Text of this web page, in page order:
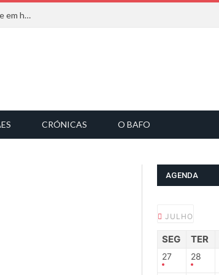
Com inspiração na natureza, o Guimarães Clássico apresenta-se em harmonia musical
CRÓNICAS O BAFO
AGENDA
JULHO
SEG TER
27 28